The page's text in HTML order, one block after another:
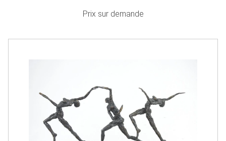
Prix sur demande